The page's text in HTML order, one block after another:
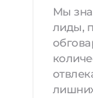
Мы
лиды,